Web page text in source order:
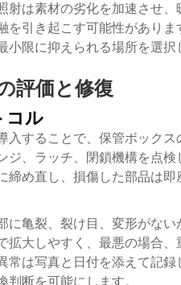
射は素材の劣化を加速させ
を引き起こす可能性があり
小限に抑えられる場所を選択
評価と修復
コル
入することで、保管ボック
ジ、ラッチ、閉鎖機構を点
締め直し、損傷した部品は
に亀裂、裂け目、変形がな
拡大しやすく、最悪の場合
常は写真と日付を添えて記
判断を可能にします。